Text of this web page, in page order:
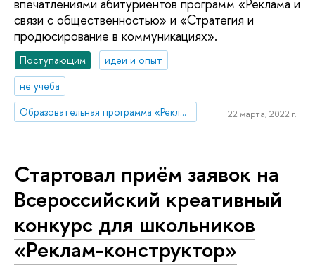
впечатлениями абитуриентов программ «Реклама и
связи с общественностью» и «Стратегия и
продюсирование в коммуникациях».
Поступающим
идеи и опыт
не учеба
Образовательная программа «Реклама и связи с общественностью»
22 марта, 2022 г.
Стартовал приём заявок на
Всероссийский креативный
конкурс для школьников
«Реклам-конструктор»